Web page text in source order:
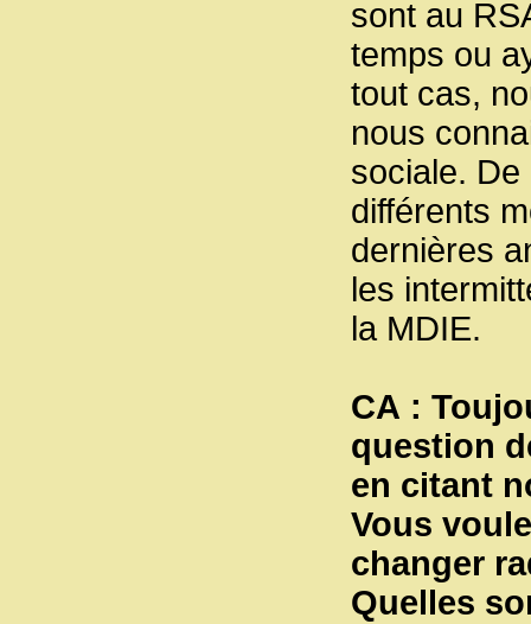
sont au
temps ou
tout cas,
nous
sociale. De
différents
dernières
les
la MDIE.
CA :
question
en citant
Vous
changer
Quelles